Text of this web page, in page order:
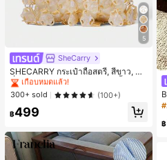
5
SheCarry
SHECARRY กระเป๋าถือสตรี, สีขาว, แฟ
ชั่น, สง่างาม, วันหยุด, งานปาร์ตี้
#1 ขายดี
เกือบหมดแล้ว!
#1 ขายดี
เกือบหมดแล้ว!
#1 ขายดี
เกือบหมดแล้ว!
#1 ขายดี
ใน บรรยากาศฤดูร้อน กระเป๋าหูหิ้วด้านบนผู้หญิง
เกือบหมดแล้ว!
300+ sold (100+)
฿499
฿